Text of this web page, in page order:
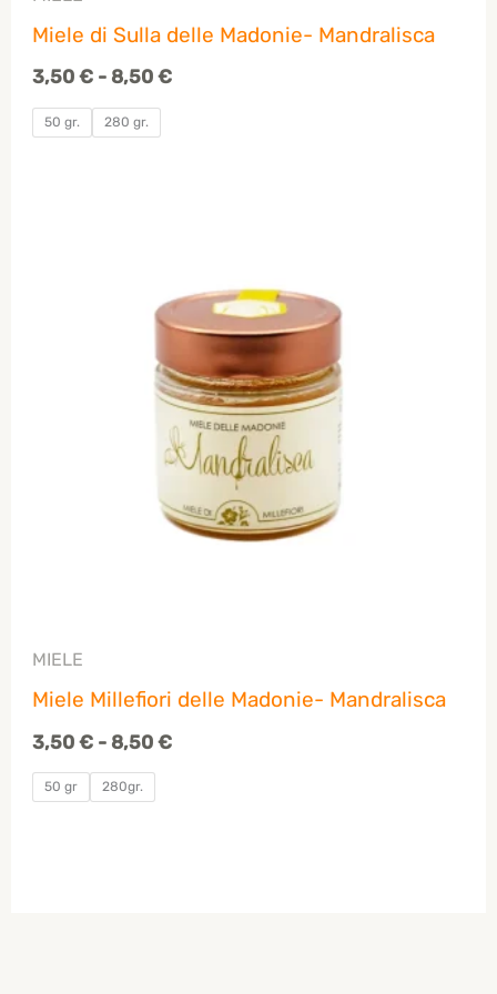
Miele di Sulla delle Madonie- Mandralisca
3,50€ - 8,50€
50 gr. 280 gr.
MIELE
Miele Millefiori delle Madonie- Mandralisca
3,50€ - 8,50€
3,50 €
a
8,50 €
50 gr 280gr.